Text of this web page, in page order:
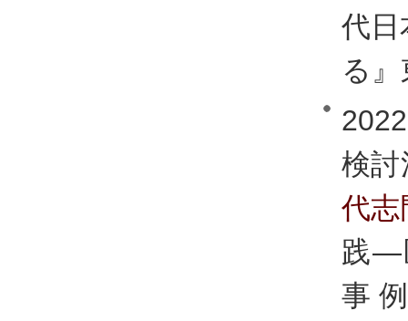
代日
る
検討
代志
践―
事